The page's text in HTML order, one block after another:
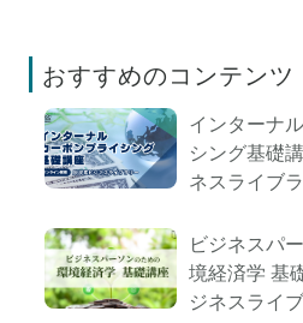
おすすめのコンテンツ
インターナ
シング基礎
ネスライブ
ビジネスパ
境経済学 基
ジネスライ